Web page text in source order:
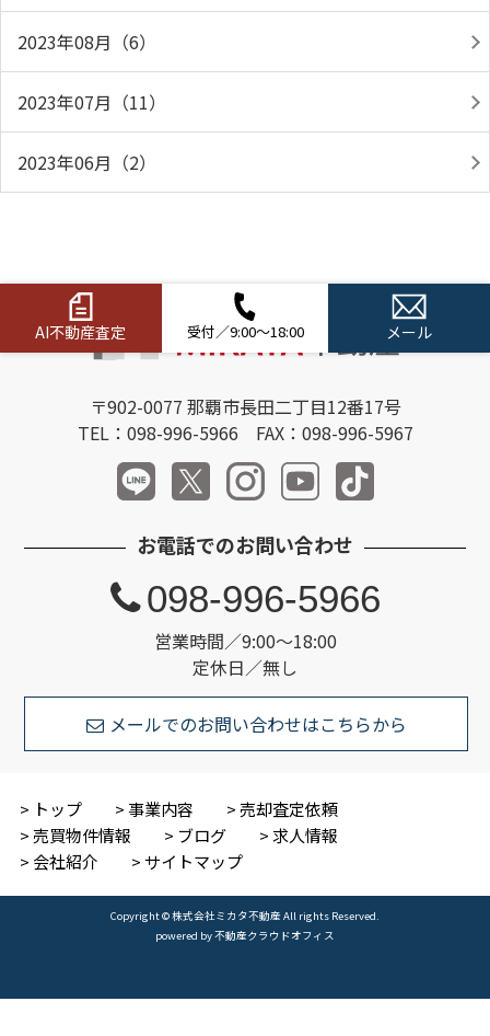
2023年08月（6）
2023年07月（11）
2023年06月（2）
AI不動産査定 受付／9:00～18:00 メール
〒902-0077 那覇市長田二丁目12番17号
TEL：098-996-5966 FAX：098-996-5967
お電話でのお問い合わせ
営業時間／9:00～18:00
定休日／無し
098-996-5966
メールでのお問い合わせはこちらから
トップ 事業内容
売却査定依頼
売買物件情報
ブログ
求人情報
会社紹介
サイトマップ
Copyright © 株式会社ミカタ不動産 All rights Reserved.
powered by 不動産クラウドオフィス